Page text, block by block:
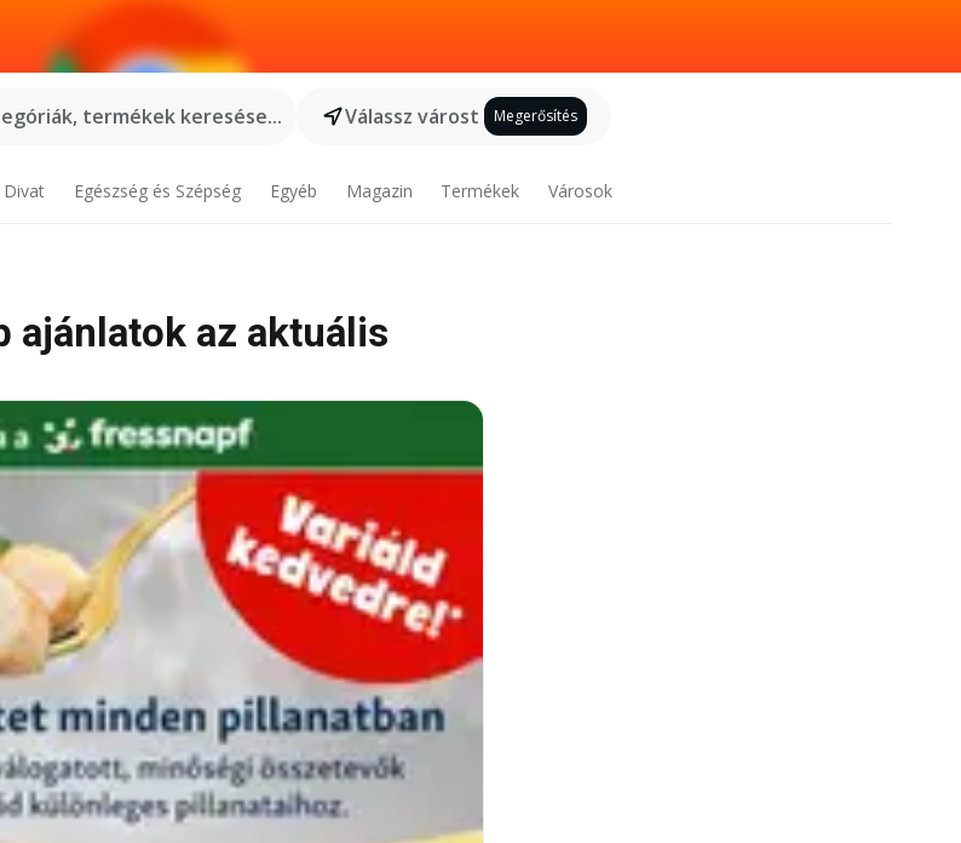
termékek keresése...
Válassz várost Megerősítés
Divat Egészség és Szépség Egyéb Magazin Termékek Városok
ajánlatok az aktuális